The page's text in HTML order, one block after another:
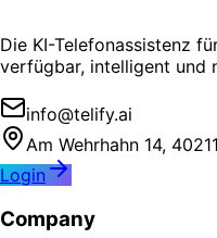
Die KI-Telefonassistenz
verfügbar, intelligent und
info@telify.ai
Am Wehrhahn 14,
Login
Company